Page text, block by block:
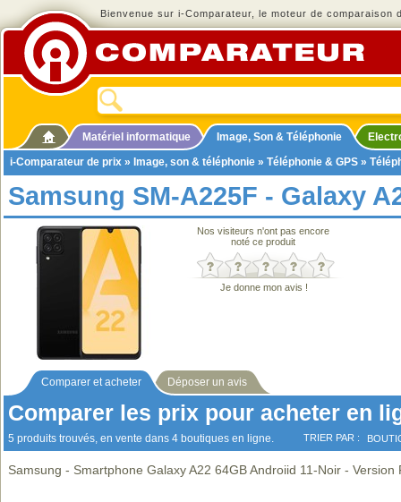
Bienvenue sur i-Comparateur, le moteur de comparaison
Matériel informatique Image, Son & Téléphonie
i-Comparateur de prix » Image, son & téléphonie » Téléphonie & GPS »
Samsung SM-A225F - Galaxy
Nos visiteurs n'ont pas encore
noté ce produit
Je donne mon avis !
Comparer et acheter Déposer un avis
Comparer les prix pour acheter en
5 produits trouvés, en vente dans 4 boutiques en ligne. TRIER PAR :
Samsung - Smartphone Galaxy A22 64GB Androiid 11-Noir - Version